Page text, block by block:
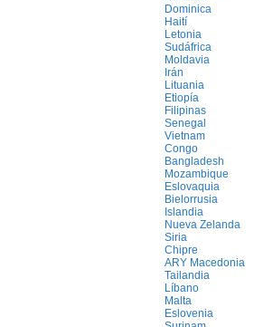
Dominica
Haití
Letonia
Sudáfrica
Moldavia
Irán
Lituania
Etiopía
Filipinas
Senegal
Vietnam
Congo
Bangladesh
Mozambique
Eslovaquia
Bielorrusia
Islandia
Nueva Zelanda
Siria
Chipre
ARY Macedonia
Tailandia
Líbano
Malta
Eslovenia